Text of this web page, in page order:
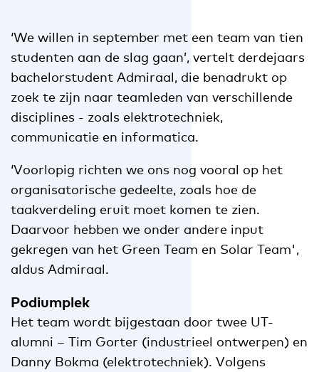
‘We willen in september met een team van tien
studenten aan de slag gaan’, vertelt derdejaars
bachelorstudent Admiraal, die benadrukt op
zoek te zijn naar teamleden van verschillende
disciplines - zoals elektrotechniek,
communicatie en informatica.
‘Voorlopig richten we ons nog vooral op het
organisatorische gedeelte, zoals hoe de
taakverdeling eruit moet komen te zien.
Daarvoor hebben we onder andere input
gekregen van het Green Team en Solar Team',
aldus Admiraal.
Podiumplek
Het team wordt bijgestaan door twee UT-
alumni – Tim Gorter (industrieel ontwerpen) en
Danny Bokma (elektrotechniek). Volgens